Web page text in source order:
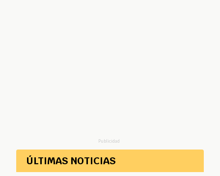
Publicidad
ÚLTIMAS NOTICIAS